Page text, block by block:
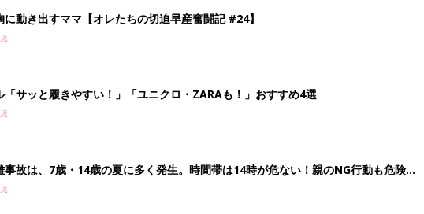
に動き出すママ【オレたちの切迫早産奮闘記 #24】
「サッと履きやすい！」「ユニクロ・ZARAも！」おすすめ4選
事故は、7歳・14歳の夏に多く発生。時間帯は14時が危ない！親のNG行動も危険を
】